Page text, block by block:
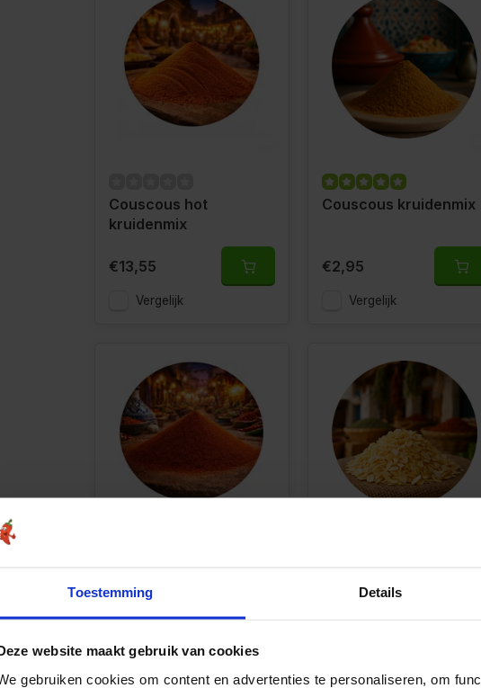
Toestemming Details
website maakt gebruik van cookies
gebruiken cookies om content en advertenties te personaliseren, om
Couscous hot
kruidenmix
€13,55
Vergelijk
Couscous kruidenmix
€2,95
Vergelijk